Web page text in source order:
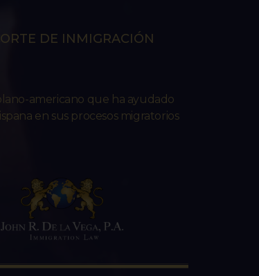
DE INMIGRACIÓN
americano que ha ayudado
en sus procesos migratorios